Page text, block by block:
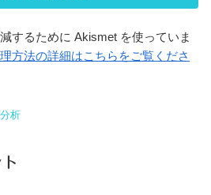
するために Akismet を使っていま
方法の詳細はこちらをご覧くださ
析